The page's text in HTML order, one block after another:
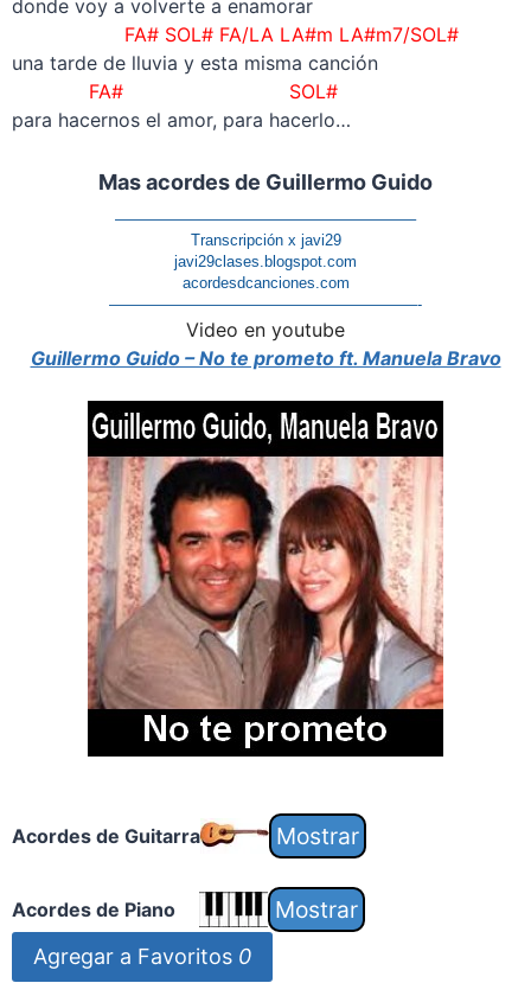
donde voy a volverte a enamorar
FA# SOL# FA/LA LA#m LA#m7/SOL#
una tarde de lluvia y esta misma canción
FA# SOL#
para hacernos el amor, para hacerlo…
Mas acordes de Guillermo Guido
———————————————————–
Transcripción x javi29
javi29clases.blogspot.com
acordesdcanciones.com
————————————————————-
Video en youtube
Guillermo Guido – No te prometo ft. Manuela Bravo
Acordes de Guitarra
Acordes de Piano
Agregar a Favoritos 0